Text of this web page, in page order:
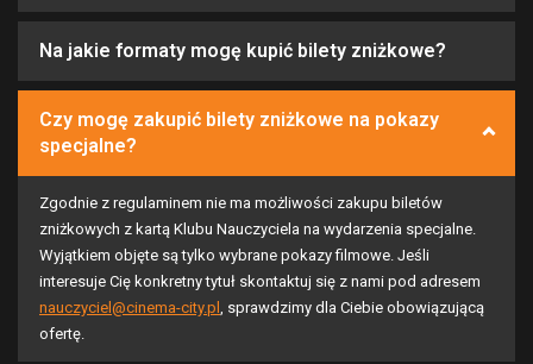
Na jakie formaty mogę kupić bilety zniżkowe?
Czy mogę zakupić bilety zniżkowe na pokazy
specjalne?
Zgodnie z regulaminem nie ma możliwości zakupu biletów
zniżkowych z kartą Klubu Nauczyciela na wydarzenia specjalne.
Wyjątkiem objęte są tylko wybrane pokazy filmowe. Jeśli
interesuje Cię konkretny tytuł skontaktuj się z nami pod adresem
nauczyciel@cinema-city.pl , sprawdzimy dla Ciebie obowiązującą
ofertę.